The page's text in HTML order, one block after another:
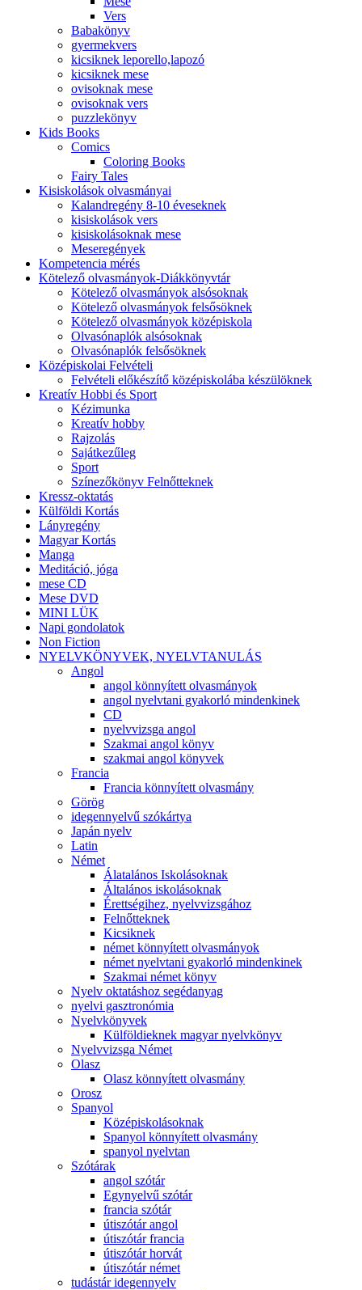
Vers
Babakönyv
gyermekvers
kicsiknek leporello,lapozó
kicsiknek mese
ovisoknak mese
ovisoknak vers
puzzlekönyv
Kids Books
Comics
Coloring Books
Fairy Tales
Kisiskolások olvasmányai
Kalandregény 8-10 éveseknek
kisiskolások vers
kisiskolásoknak mese
Meseregények
Kompetencia mérés
Kötelező olvasmányok-Diákkönyvtár
Kötelező olvasmányok alsósoknak
Kötelező olvasmányok felsősöknek
Kötelező olvasmányok középiskola
Olvasónaplók alsósoknak
Olvasónaplók felsősöknek
Középiskolai Felvételi
Felvételi előkészítő középiskolába készülöknek
Kreatív Hobbi és Sport
Kézimunka
Kreatív hobby
Rajzolás
Sajátkezűleg
Sport
Színezőkönyv Felnőtteknek
Kressz-oktatás
Külföldi Kortás
Lányregény
Magyar Kortás
Manga
Meditáció, jóga
mese CD
Mese DVD
MINI LÜK
Napi gondolatok
Non Fiction
NYELVKÖNYVEK, NYELVTANULÁS
Angol
angol könnyített olvasmányok
angol nyelvtani gyakorló mindenkinek
CD
nyelvvizsga angol
Szakmai angol könyv
szakmai angol könyvek
Francia
Francia könnyített olvasmány
Görög
idegennyelvű szókártya
Japán nyelv
Latin
Német
Álatalános Iskolásoknak
Általános iskolásoknak
Érettségihez, nyelvvizsgához
Felnőtteknek
Kicsiknek
német könnyített olvasmányok
német nyelvtani gyakorló mindenkinek
Szakmai német könyv
Nyelv oktatáshoz segédanyag
nyelvi gasztronómia
Nyelvkönyvek
Külföldieknek magyar nyelvkönyv
Nyelvvizsga Német
Olasz
Olasz könnyített olvasmány
Orosz
Spanyol
Középiskolásoknak
Spanyol könnyített olvasmány
spanyol nyelvtan
Szótárak
angol szótár
Egynyelvű szótár
francia szótár
útiszótár angol
útiszótár francia
útiszótár horvát
útiszótár német
tudástár idegennyelv